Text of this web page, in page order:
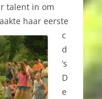
talent in om
haar eerste
c
d
’s
D
e